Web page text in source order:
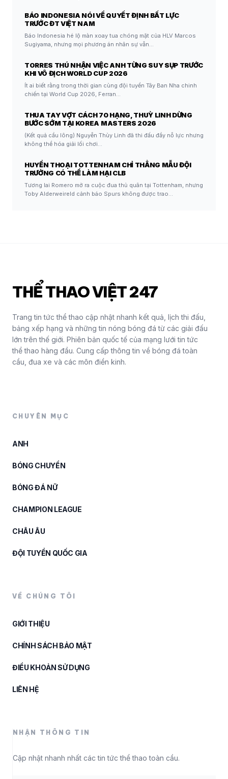
BÁO INDONESIA NÓI VỀ QUYẾT ĐỊNH BẤT LỰC
TRƯỚC ĐT VIỆT NAM
Báo Indonesia hé lộ màn xoay tua chóng mặt của HLV Marcos
Sugiyama, nhưng mọi phương án nhân sự vẫn…
TORRES THÚ NHẬN VIỆC ANH TỪNG SUY SỤP TRƯỚC
KHI VÔ ĐỊCH WORLD CUP 2026
Ít ai biết rằng trong thời gian cùng đội tuyển Tây Ban Nha chinh
chiến tại World Cup 2026, Ferran…
THUA TAY VỢT CÁCH 70 HẠNG, THUỲ LINH DỪNG
BƯỚC SỚM TẠI KOREA MASTERS 2026
(Kết quả cầu lông) Nguyễn Thùy Linh đã thi đấu đầy nỗ lực nhưng
không thể hóa giải lối chơi…
HUYỀN THOẠI TOTTENHAM CHỈ THẲNG MẪU ĐỘI
TRƯỞNG CÓ THỂ LÀM HẠI CLB
Tương lai Romero mở ra cuộc đua thủ quân tại Tottenham, nhưng
Toby Alderweireld cảnh báo Spurs không được trao…
THỂ THAO VIỆT 247
Trang tin tức thể thao cập nhật nhanh kết quả, lịch thi đấu,
bảng xếp hạng và những tin nóng bóng đá từ các giải đấu
lớn trên thế giới. Phiên bản quốc tế của mạng lưới tin tức
thể thao hàng đầu. Cung cấp thông tin về bóng đá toàn
cầu, đua xe và các môn điền kinh.
CHUYÊN MỤC
ANH
BÓNG CHUYỀN
BÓNG ĐÁ NỮ
CHAMPION LEAGUE
CHÂU ÂU
ĐỘI TUYỂN QUỐC GIA
VỀ CHÚNG TÔI
GIỚI THIỆU
CHÍNH SÁCH BẢO MẬT
ĐIỀU KHOẢN SỬ DỤNG
LIÊN HỆ
NHẬN THÔNG TIN
Cập nhật nhanh nhất các tin tức thể thao toàn cầu.